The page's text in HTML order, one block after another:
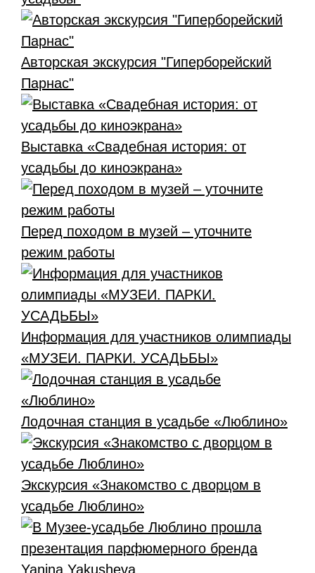
Авторская экскурсия "Гиперборейский
Парнас"
Выставка «Свадебная история: от
усадьбы до киноэкрана»
Перед походом в музей – уточните
режим работы
Информация для участников олимпиады
«МУЗЕИ. ПАРКИ. УСАДЬБЫ»
Лодочная станция в усадьбе «Люблино»
Экскурсия «Знакомство с дворцом в
усадьбе Люблино»